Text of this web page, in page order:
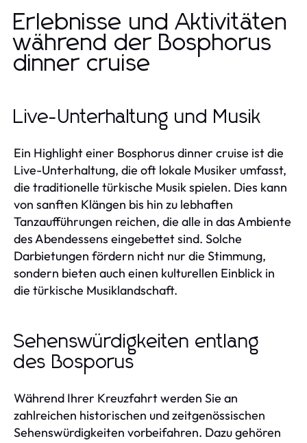
Erlebnisse und Aktivitäten
während der Bosphorus
dinner cruise
Live-Unterhaltung und Musik
Ein Highlight einer Bosphorus dinner cruise ist die
Live-Unterhaltung, die oft lokale Musiker umfasst,
die traditionelle türkische Musik spielen. Dies kann
von sanften Klängen bis hin zu lebhaften
Tanzaufführungen reichen, die alle in das Ambiente
des Abendessens eingebettet sind. Solche
Darbietungen fördern nicht nur die Stimmung,
sondern bieten auch einen kulturellen Einblick in
die türkische Musiklandschaft.
Sehenswürdigkeiten entlang
des Bosporus
Während Ihrer Kreuzfahrt werden Sie an
zahlreichen historischen und zeitgenössischen
Sehenswürdigkeiten vorbeifahren. Dazu gehören